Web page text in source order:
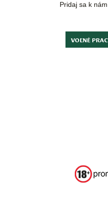
Pridaj sa k
VOĽNÉ